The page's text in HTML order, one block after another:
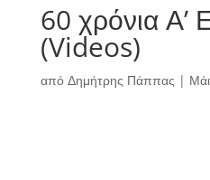
60 χρόνια Α’
(Videos)
από Δημήτρης Πάππας |